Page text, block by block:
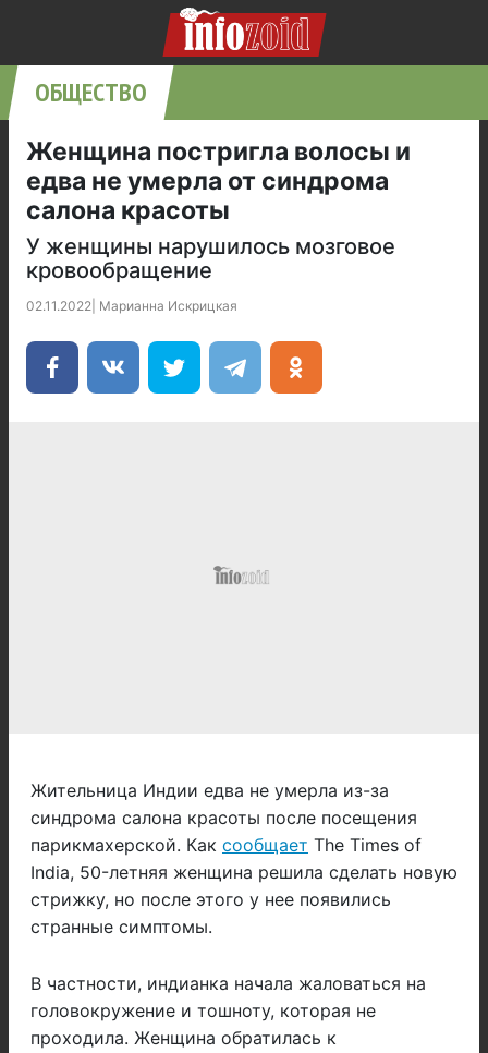
ОБЩЕСТВО
Женщина постригла волосы и
едва не умерла от синдрома
салона красоты
У женщины нарушилось мозговое
кровообращение
02.11.2022 Марианна Искрицкая
Жительница Индии едва не умерла из-за
синдрома салона красоты после посещения
парикмахерской. Как сообщает The Times of
India, 50-летняя женщина решила сделать новую
стрижку, но после этого у нее появились
странные симптомы.
В частности, индианка начала жаловаться на
головокружение и тошноту, которая не
проходила. Женщина обратилась к